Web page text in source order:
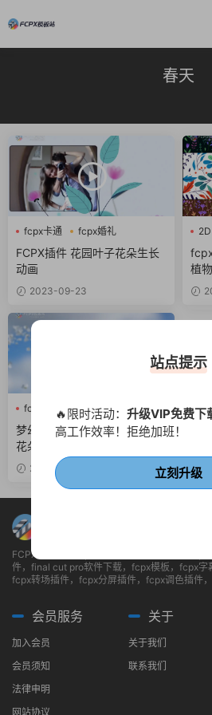
春天
fcpx卡通
fcpx婚礼
fcpx幻灯片
FCPX插件 花园叶子花朵生长
动画
2023-09-23
2D
植
fcpx LOGO
fcpx三维动画
fcpx片头
梦幻唯美夏日旅行校园小清新
花朵飞过LOGO片头FCPX模板
Flying Flowers Opener
2021-03-24
FCPX模板站（fcpxbox.com）是专门分享
件，final cut pro软件下载，fcpx模板，fcpx字
fcpx转场插件，fcpx分屏插件，fcpx调色插件
会员服务
加入会员
会员须知
法律申明
网站协议
关于
关于我们
联系我们
站点提示
🔥限时活动： 升级VIP免费下
高工作效率！拒绝加班！
立刻升级